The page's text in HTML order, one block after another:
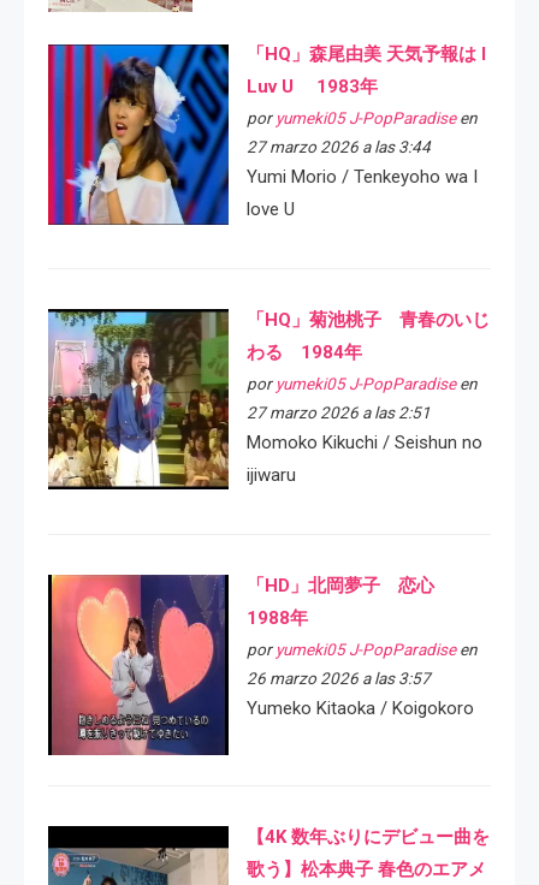
「HQ」森尾由美 天気予報は I
Luv U 1983年
por yumeki05 J-PopParadiseen
27 marzo 2026 a las 3:44
Yumi Morio / Tenkeyoho wa I
love U
「HQ」菊池桃子 青春のいじ
わる 1984年
por yumeki05 J-PopParadiseen
27 marzo 2026 a las 2:51
Momoko Kikuchi / Seishun no
ijiwaru
「HD」北岡夢子 恋心
1988年
por yumeki05 J-PopParadiseen
26 marzo 2026 a las 3:57
Yumeko Kitaoka / Koigokoro
【4K 数年ぶりにデビュー曲を
歌う】松本典子 春色のエアメ